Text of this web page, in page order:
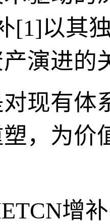
[1]以其
演进的
现有体
，为价
增